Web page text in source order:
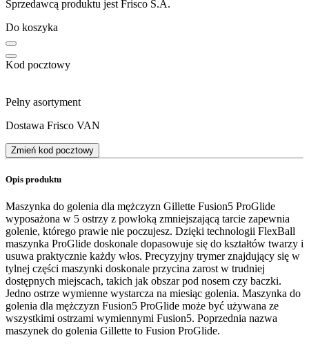
Sprzedawcą produktu jest Frisco S.A.
Do koszyka
Kod pocztowy
Pełny asortyment
Dostawa Frisco VAN
Zmień kod pocztowy
Opis produktu
Maszynka do golenia dla mężczyzn Gillette Fusion5 ProGlide
wyposażona w 5 ostrzy z powłoką zmniejszającą tarcie zapewnia
golenie, którego prawie nie poczujesz. Dzięki technologii FlexBall
maszynka ProGlide doskonale dopasowuje się do kształtów twarzy i
usuwa praktycznie każdy włos. Precyzyjny trymer znajdujący się w
tylnej części maszynki doskonale przycina zarost w trudniej
dostępnych miejscach, takich jak obszar pod nosem czy baczki.
Jedno ostrze wymienne wystarcza na miesiąc golenia. Maszynka do
golenia dla mężczyzn Fusion5 ProGlide może być używana ze
wszystkimi ostrzami wymiennymi Fusion5. Poprzednia nazwa
maszynek do golenia Gillette to Fusion ProGlide.